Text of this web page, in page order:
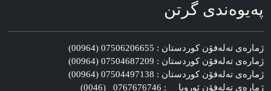
په‌یوه‌ندی گرتن
ژماره‌ی ته‌له‌فۆن کوردستان : 07506206655 (00964)
ژماره‌ی ته‌له‌فۆن کوردستان : 07504687209 (00964)
ژماره‌ی ته‌له‌فۆن کوردستان : 07504497138 (00964)
ژماره‌ی ته‌له‌فۆن ئوروپا : 0767676746 (0046)